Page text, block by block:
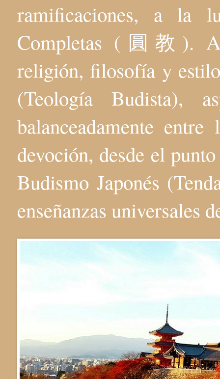
ramificaciones, a la
Completas (圓教).
religión, filosofía y
(Teología Budista),
balanceadamente
devoción, desde el
Budismo Japonés
enseñanzas universales